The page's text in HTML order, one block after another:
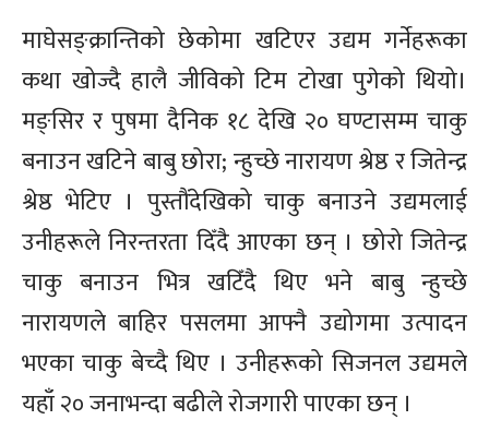
माघेसङ्क्रान्तिको छेकोमा खटिएर उद्यम गर्नेहरूका
कथा खोज्दै हालै जीविको टिम टोखा पुगेको थियो।
मङ्सिर र पुषमा दैनिक १८ देखि २० घण्टासम्म चाकु
बनाउन खटिने बाबु छोरा; न्हुच्छे नारायण श्रेष्ठ र जितेन्द्र
श्रेष्ठ भेटिए । पुस्तौंदेखिको चाकु बनाउने उद्यमलाई
उनीहरूले निरन्तरता दिँदै आएका छन् । छोरो जितेन्द्र
चाकु बनाउन भित्र खटिँदै थिए भने बाबु न्हुच्छे
नारायणले बाहिर पसलमा आफ्नै उद्योगमा उत्पादन
भएका चाकु बेच्दै थिए । उनीहरूको सिजनल उद्यमले
यहाँ २० जनाभन्दा बढीले रोजगारी पाएका छन् ।